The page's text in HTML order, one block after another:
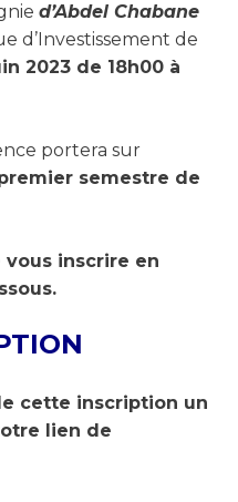
d’Abdel Chabane
d’Investissement de
2023 de 18h00 à
portera sur
semestre de
vous inscrire en
cette inscription un
lien de